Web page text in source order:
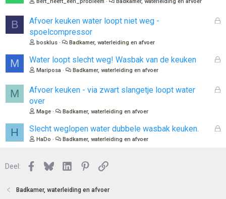
B
G
o
Afvoer keuken water loopt niet weg -
spoelcompressor
bosklus Badkamer, waterleiding en afvoer
M
G
Water loopt slecht weg! Wasbak van de keuken
Mariposa Badkamer, waterleiding en afvoer
M
G
o
Afvoer keuken - via zwart slangetje loopt water
over
Mage Badkamer, waterleiding en afvoer
H
G
Slecht weglopen water dubbele wasbak keuken.
HaDo Badkamer, waterleiding en afvoer
Deel: Facebook
BlueskyLinkedInPinterest
Link
Badkamer, waterleiding en afvoer